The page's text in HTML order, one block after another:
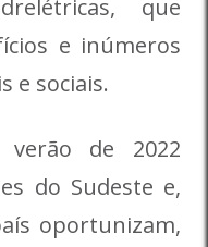
que
e inúmeros
e sociais.
de 2022
do Sudeste e,
oportunizam,